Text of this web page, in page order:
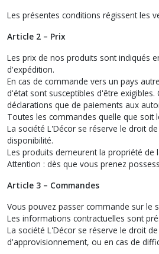
Les présentes conditions régissent les
Article 2 – Prix
Les prix de nos produits sont indiqués
d'expédition.
En cas de commande vers un pays
d'état sont susceptibles d'être
déclarations que de paiements aux
Toutes les commandes quelle que soit
La société L'Décor se réserve le droit
disponibilité.
Les produits demeurent la propriété de
Attention : dès que vous prenez
Article 3 – Commandes
Vous pouvez passer commande sur le
Les informations contractuelles sont
La société L'Décor se réserve le droit
d'approvisionnement, ou en cas de